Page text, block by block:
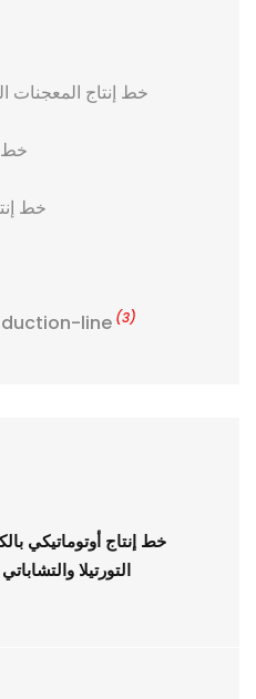
خط إنتاج المعجنات
خط
خط
line (3)
خط إنتاج أوتوماتيكي
التورتيلا